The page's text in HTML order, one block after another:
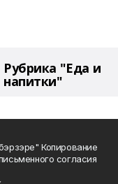
Рубрика "Еда и
напитки"
Копирование
согласия